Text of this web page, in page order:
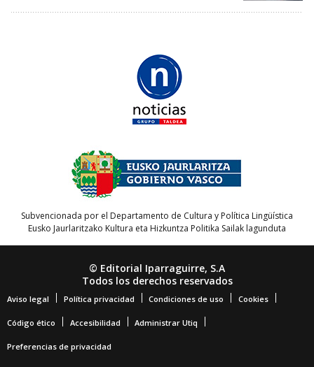
Subvencionada por el Departamento de Cultura y Política Lingüística
Eusko Jaurlaritzako Kultura eta Hizkuntza Politika Sailak lagunduta
© Editorial Iparraguirre, S.A
Todos los derechos reservados
Aviso legal Política privacidad Condiciones de uso Cookies
Código ético Accesibilidad Administrar Utiq
Preferencias de privacidad